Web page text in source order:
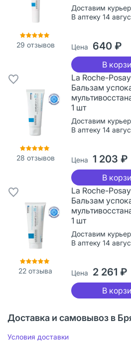
29 отзывов
Доставим
В аптеку 14
Цена 640 ₽
В
28 отзывов
La Roche-
Бальзам
1 шт
Доставим
В аптеку 14
Цена 1 203 ₽
В
22 отзыва
La Roche-
Бальзам
1 шт
Доставим
В аптеку 14
Цена 2 261 ₽
В
Доставка и самовывоз в
Условия доставки